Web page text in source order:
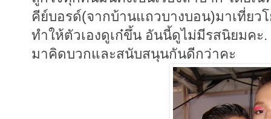
คีย์บอรด์(จากบ้านแถวบางบอน)มาเที่ยว
ทำให้ตัวเองดูเก๋ขึ้น อันนี้ดูไม่มีรสนิยมค
มาคิดบวกและสนับสนุนกันดีกว่าคะ